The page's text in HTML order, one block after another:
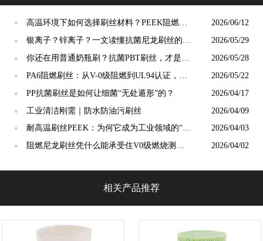
●
高温环境下如何选择刷丝材料？PEEK阻燃刷
丝给出答案
2026/06/12
●
银离子？锌离子？一文读懂抗菌尼龙刷丝的核
心科技与选择标准
2026/05/29
●
你还在用普通奶瓶刷？抗菌PBT刷丝，才是母
婴安全真正的“隐形守护者”
2026/05/28
●
PA6阻燃刷丝：从V-0级阻燃到UL94认证，工
业毛刷的安全底线谁来守护？
2026/05/22
● PP抗菌刷丝是如何让细菌“无处遁形”的？ 2026/04/17
● 工业清洁刚需｜防水防油污刷丝 2026/04/09
●
耐高温刷丝PEEK：为何它成为工业领域的“宠
儿”？
2026/04/03
●
阻燃尼龙刷丝凭什么能承受住V0级燃烧测
2026/04/02
相关产品推荐